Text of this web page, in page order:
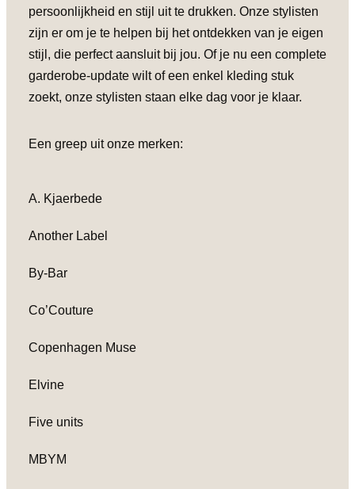
persoonlijkheid en stijl uit te drukken. Onze stylisten
zijn er om je te helpen bij het ontdekken van je eigen
stijl, die perfect aansluit bij jou. Of je nu een complete
garderobe-update wilt of een enkel kleding stuk
zoekt, onze stylisten staan elke dag voor je klaar.
Een greep uit onze merken:
A. Kjaerbede
Another Label
By-Bar
Co’Couture
Copenhagen Muse
Elvine
Five units
MBYM